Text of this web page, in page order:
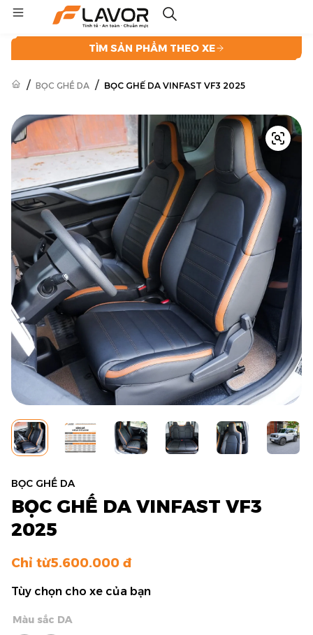
TÌM SẢN PHẨM THEO XE
/ BỌC GHẾ DA / BỌC GHẾ DA VINFAST VF3 2025
BỌC GHẾ DA
BỌC GHẾ DA VINFAST VF3
2025
Chỉ từ5.600.000
Tùy chọn cho xe của bạn
Màu sắc DA